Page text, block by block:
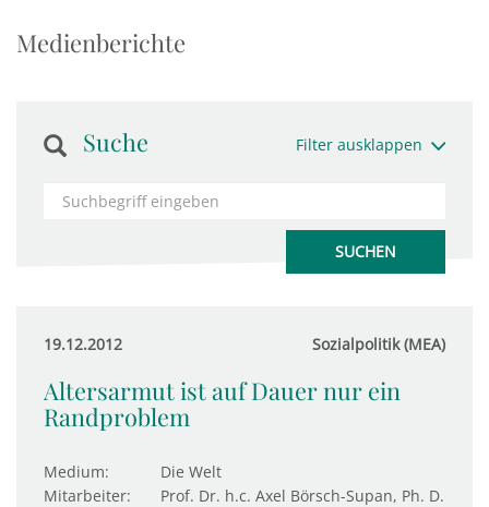
Medienberichte
Suche Filter ausklappen
19.12.2012 Sozialpolitik (MEA)
Altersarmut ist auf Dauer nur ein
Randproblem
Medium:
Die Welt
Mitarbeiter:
Prof. Dr. h.c. Axel Börsch-Supan, Ph. D.